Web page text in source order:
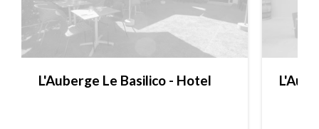
L'Auberge Le Basilico - Hotel